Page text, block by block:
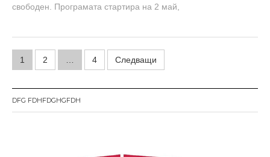
,
1
свободен. Програмата стартира на 2 май,
Н
в
и
1 2 4 Следващи
DFG FDHFDGHGFDH